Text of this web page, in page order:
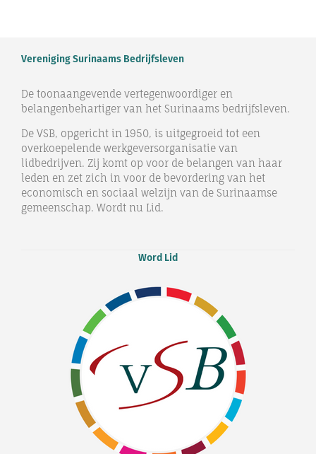
Vereniging Surinaams Bedrijfsleven
De toonaangevende vertegenwoordiger en
belangenbehartiger van het Surinaams bedrijfsleven.
De VSB, opgericht in 1950, is uitgegroeid tot een
overkoepelende werkgeversorganisatie van
lidbedrijven. Zij komt op voor de belangen van haar
leden en zet zich in voor de bevordering van het
economisch en sociaal welzijn van de Surinaamse
gemeenschap. Wordt nu Lid.
Word Lid